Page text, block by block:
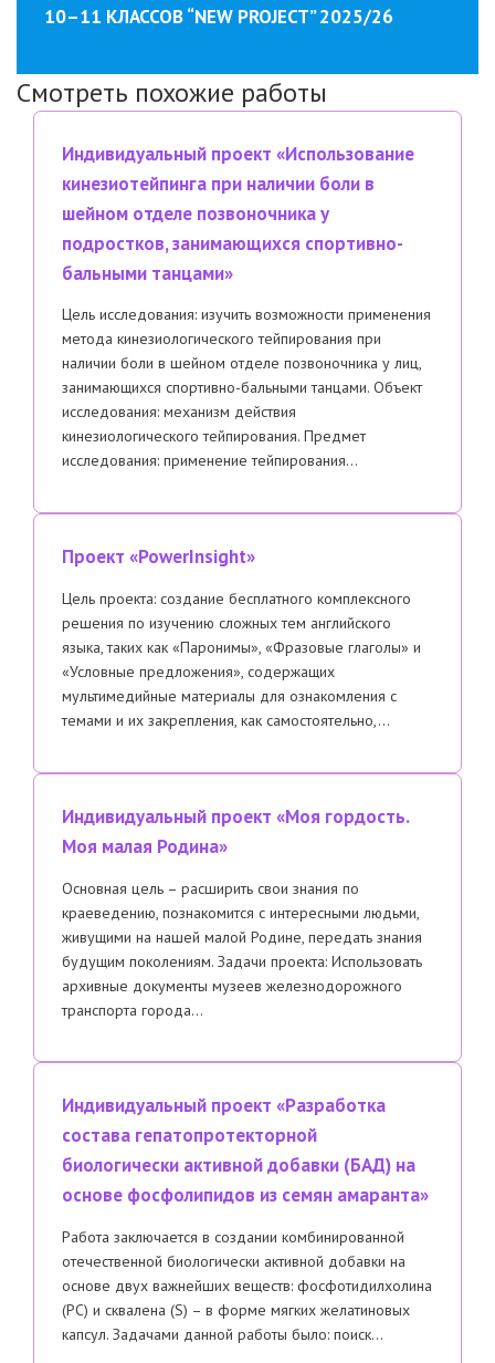
10–11 КЛАССОВ “NEW PROJECT” 2025/26
Смотреть похожие работы
Индивидуальный проект «Использование
кинезиотейпинга при наличии боли в
шейном отделе позвоночника у
подростков, занимающихся спортивно-
бальными танцами»
Цель исследования: изучить возможности применения
метода кинезиологического тейпирования при
наличии боли в шейном отделе позвоночника у лиц,
занимающихся спортивно-бальными танцами. Объект
исследования: механизм действия
кинезиологического тейпирования. Предмет
исследования: применение тейпирования…
Проект «PowerInsight»
Цель проекта: создание бесплатного комплексного
решения по изучению сложных тем английского
языка, таких как «Паронимы», «Фразовые глаголы» и
«Условные предложения», содержащих
мультимедийные материалы для ознакомления с
темами и их закрепления, как самостоятельно,…
Индивидуальный проект «Моя гордость.
Моя малая Родина»
Основная цель – расширить свои знания по
краеведению, познакомится с интересными людьми,
живущими на нашей малой Родине, передать знания
будущим поколениям. Задачи проекта: Использовать
архивные документы музеев железнодорожного
транспорта города…
Индивидуальный проект «Разработка
состава гепатопротекторной
биологически активной добавки (БАД) на
основе фосфолипидов из семян амаранта»
Работа заключается в создании комбинированной
отечественной биологически активной добавки на
основе двух важнейших веществ: фосфотидилхолина
(РС) и сквалена (S) – в форме мягких желатиновых
капсул. Задачами данной работы было: поиск…